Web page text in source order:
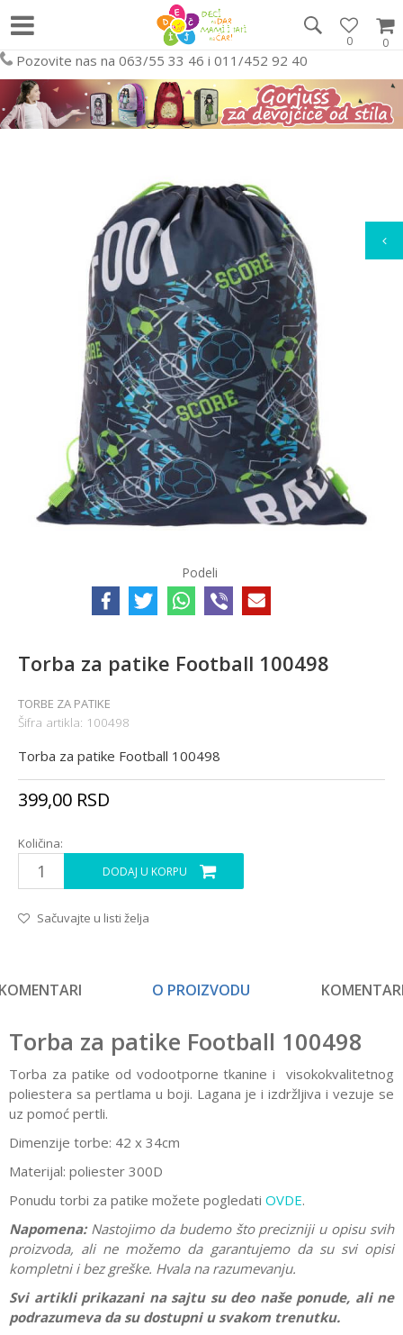
0
0
Pozovite nas na 063/55 33 46 i 011/452 92 40
Podeli
Torba za patike Football 100498
TORBE ZA PATIKE
Šifra artikla: 100498
Torba za patike Football 100498
399,00 RSD
Količina:
DODAJ U KORPU
Sačuvajte u listi želja
O PROIZVODU
Torba za patike Football 100498
Torba za patike od vodootporne tkanine i visokokvalitetnog
poliestera sa pertlama u boji. Lagana je i izdržljiva i vezuje se
uz pomoć pertli.
Dimenzije torbe: 42 x 34cm
Materijal: poliester 300D
Ponudu torbi za patike možete pogledati OVDE.
Napomena: Nastojimo da budemo što precizniji u opisu svih
proizvoda, ali ne možemo da garantujemo da su svi opisi
kompletni i bez greške. Hvala na razumevanju.
Svi artikli prikazani na sajtu su deo naše ponude, ali ne
podrazumeva da su dostupni u svakom trenutku.